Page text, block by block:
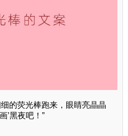
的荧光棒跑来，眼睛亮晶晶
’黑夜吧！”